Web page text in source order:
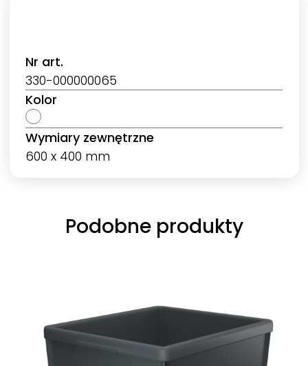
Nr art.
330-000000065
Kolor
Wymiary zewnętrzne
600 x 400 mm
Podobne produkty